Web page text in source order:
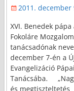
2011. december
XVI. Benedek pápa
Fokoláre
tanácsadónak
december 7-én a
Evangelizáció Pápai
Tanácsába.
és megtiszteltetés